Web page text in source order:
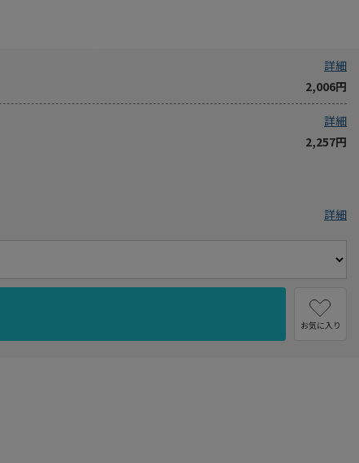
詳細
2,006円
詳細
2,257円
詳細
お気に入り